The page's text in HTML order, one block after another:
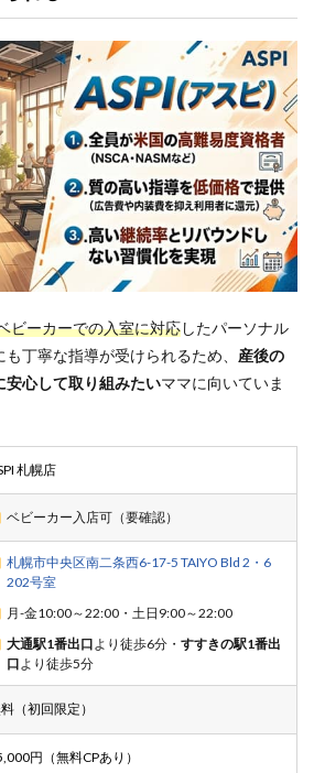
ビーカーでの入室に対応したパーソナル
丁寧な指導が受けられるため、 産後の
安心して取り組みたいママに向いていま
札幌店
ベビーカー入店可（要確認）
札幌市中央区南二条西6-17-5 TAIYO Bld 2・6
202号室
月-金10:00～22:00・土日9:00～22:00
大通駅1番出口 より徒歩6分・ すすきの駅1番出
口 より徒歩5分
（初回限定）
円（無料CPあり）